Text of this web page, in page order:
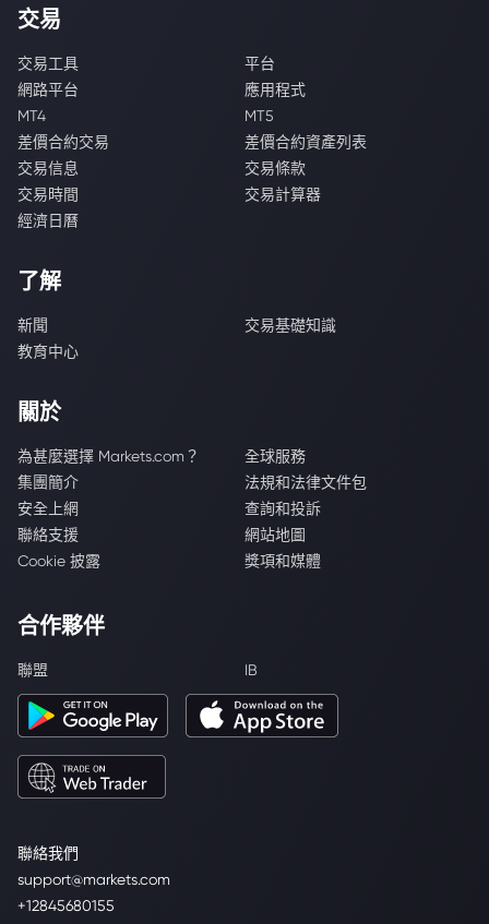
聯絡我們
support@markets.com
+12845680155
交易
交易工具
平台
網路平台
應用程式
MT4
MT5
差價合約交易
差價合約資產列表
交易信息
交易條款
交易時間
交易計算器
經濟日曆
了解
新聞
交易基礎知識
教育中心
關於
為甚麼選擇 Markets.com？
全球服務
集團簡介
法規和法律文件包
安全上網
查詢和投訴
聯絡支援
網站地圖
Cookie 披露
獎項和媒體
合作夥伴
聯盟 IB